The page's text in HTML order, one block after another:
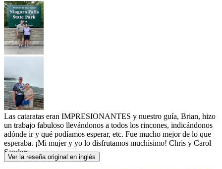
Las cataratas eran IMPRESIONANTES y nuestro guía, Brian, hizo
un trabajo fabuloso llevándonos a todos los rincones, indicándonos
adónde ir y qué podíamos esperar, etc. Fue mucho mejor de lo que
esperaba. ¡Mi mujer y yo lo disfrutamos muchísimo! Chris y Carol
Sanders
Ver la reseña original en inglés